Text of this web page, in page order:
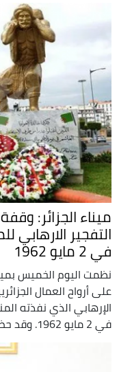
ميناء الجزائر:
التفجير الارهابي
في 2 مايو 1962
نظمت اليوم الخميس
على أرواح العمال
الإرهابي الذي نفذته
في 2 مايو 1962. وقد حضر مراسم ...